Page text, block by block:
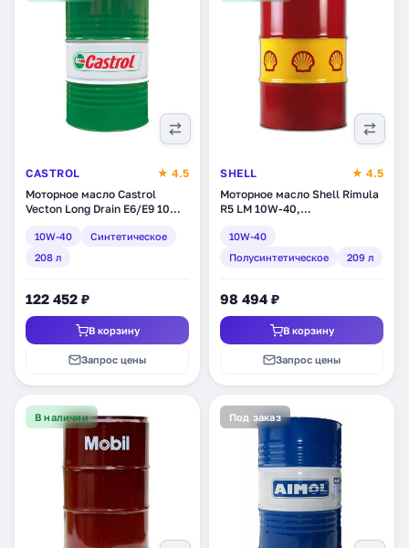
CASTROL
★ 4.5
Моторное масло Castrol
Vecton Long Drain E6/E9 10W-
(157AF1)
10W-40
Синтетическое
208 л
122 452 ₽
В корзину
Запрос цены
SHELL
★ 4.5
Моторное масло Shell Rimula
R5 LM 10W-40,
(550016823)
10W-40
Полусинтетическое
209 л
98 494 ₽
В корзину
Запрос цены
В наличии Под заказ